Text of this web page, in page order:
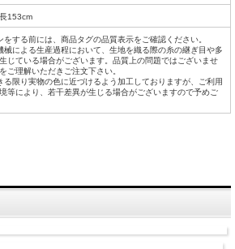
153cm
をする前には、商品タグの品質表示をご確認ください。
械による生産過程において、生地を織る際の糸の継ぎ目や多
じている場合がございます。品質上の問題ではございませ
ご理解いただきご注文下さい。
る限り実物の色に近づけるよう加工しておりますが、ご利用
等により、若干差異が生じる場合がございますので予めご